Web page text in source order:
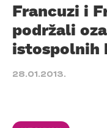
Francuzi i
podržali
istospolnih
28.01.2013.